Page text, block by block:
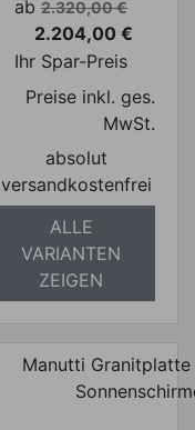
Verkaufspreis
ab 2.320,00 €
Preis
2.204,00 €
Ihr Spar-Preis
Preise inkl. ges.
MwSt.
absolut
versandkostenfrei
ALLE
VARIANTEN
ZEIGEN